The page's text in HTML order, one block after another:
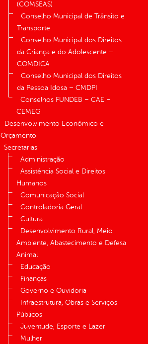
(COMSEAS)
Conselho Municipal de Trânsito e
Transporte
Conselho Municipal dos Direitos
da Criança e do Adolescente –
COMDICA
Conselho Municipal dos Direitos
da Pessoa Idosa – CMDPI
Conselhos FUNDEB – CAE –
CEMEG
Desenvolvimento Econômico e
Orçamento
Secretarias
Administração
Assistência Social e Direitos
Humanos
Comunicação Social
Controladoria Geral
Cultura
Desenvolvimento Rural, Meio
Ambiente, Abastecimento e Defesa
Animal
Educação
Finanças
Governo e Ouvidoria
Infraestrutura, Obras e Serviços
Públicos
Juventude, Esporte e Lazer
Mulher